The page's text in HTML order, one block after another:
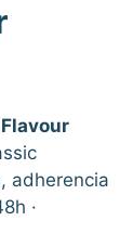
adherencia
·